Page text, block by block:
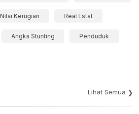
Nilai Kerugian Real Estat
Angka Stunting Penduduk
Lihat Semua